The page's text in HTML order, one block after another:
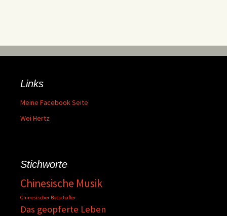
Links
Meine Facebook Seite
Wei Hertz
Stichworte
Chinesische Musik
Chinesischer Botschafter
Das geopferte Leben